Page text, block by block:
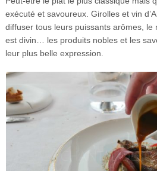
exécuté et savoureux. Girolles et vin
diffuser tous leurs puissants arômes, le
est divin… les produits nobles et les
leur plus belle expression.